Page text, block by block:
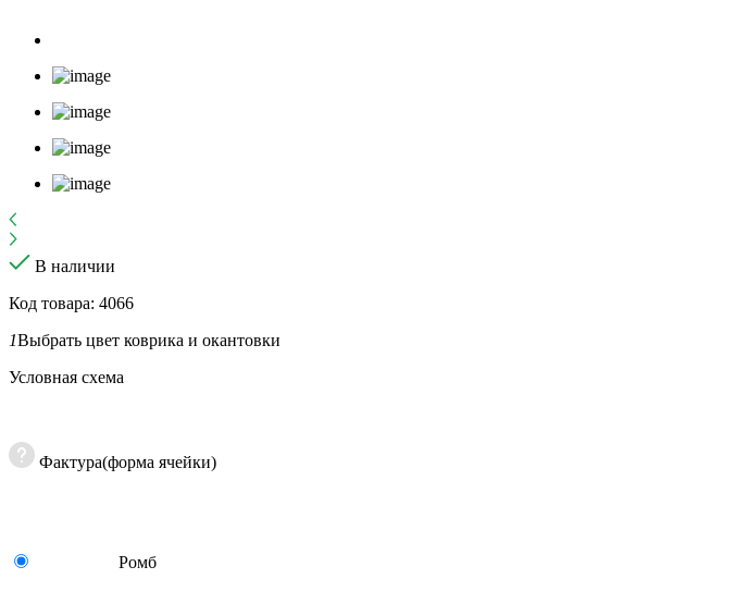
В наличии
Код товара: 4066
1Выбрать цвет коврика и окантовки
Условная схема
Фактура(форма ячейки)
Ромб